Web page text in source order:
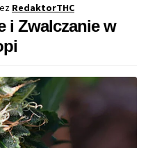
RedaktorTHC
i Zwalczanie w